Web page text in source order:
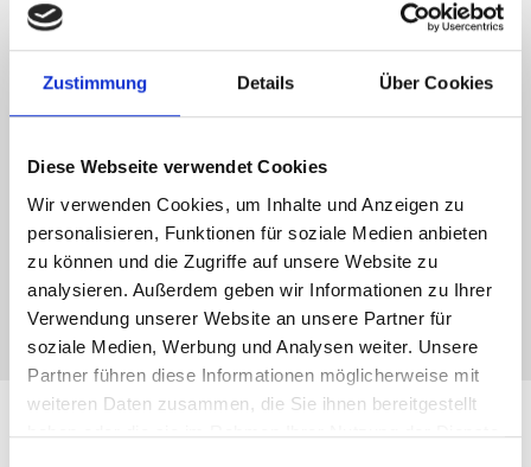
Zustimmung Details Über Cookies
Diese Webseite verwendet Cookies
Wir verwenden Cookies, um Inhalte und Anzeigen zu
personalisieren, Funktionen für soziale Medien anbieten
zu können und die Zugriffe auf unsere Website zu
analysieren. Außerdem geben wir Informationen zu Ihrer
Verwendung unserer Website an unsere Partner für
soziale Medien, Werbung und Analysen weiter. Unsere
Partner führen diese Informationen möglicherweise mit
weiteren Daten zusammen, die Sie ihnen bereitgestellt
haben oder die sie im Rahmen Ihrer Nutzung der Dienste
Ich habe dieDatenschutzerklärungzur Kenntnis genommen. Ich stimme
zu, dass meine Angaben und Daten zur Beantwortung meiner Anfrage
Hinweis: Sie können Ihre Einwilligung jederzeit für die Zukunft per E-Mail
an info@hegerich-immobilien.de widerrufen. *
* Pflichtfelder
Absenden
Leistungen für Immobilien-